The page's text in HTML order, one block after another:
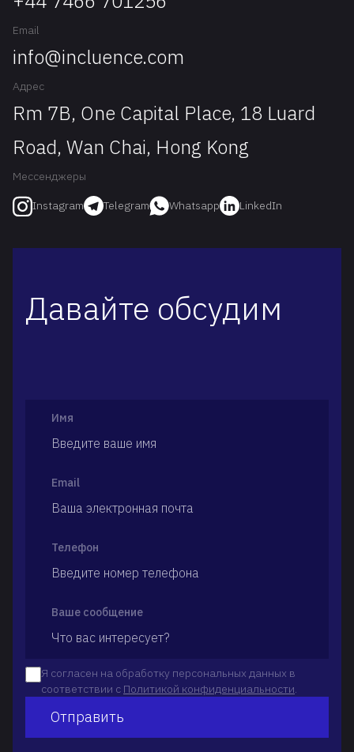
Email
info@incluence.com
Адрес
Rm 7B, One Capital Place, 18 Luard
Road, Wan Chai, Hong Kong
Мессенджеры
Instagram Telegram Whatsapp LinkedIn
Давайте обсудим
Имя
Email
Телефон
Ваше сообщение
Я согласен на обработку персональных данных в
соответствии с Политикой конфиденциальности.
Отправить